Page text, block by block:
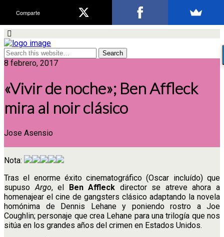
8 febrero, 2017
«Vivir de noche»; Ben Affleck
mira al noir clásico
Jose Asensio
Nota:
Tras el enorme éxito cinematográfico (Oscar incluído) que
supusoArgo, el Ben Affleck director se atreve ahora a
homenajear el cine de gangsters clásico adaptando la novela
homónima de Dennis Lehane y poniendo rostro a Joe
Coughlin; personaje que crea Lehane para una trilogía que nos
sitúa en los grandes años del crimen en Estados Unidos.
Comparte